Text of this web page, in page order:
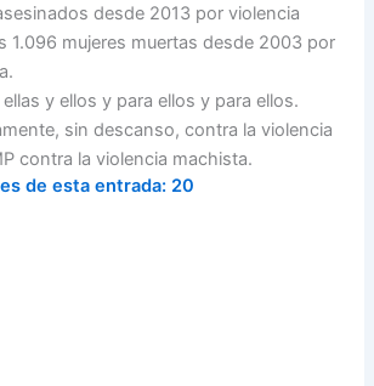
desde 2013 por violencia
1.096 mujeres muertas desde 2003 por
y ellos y para ellos y para ellos.
sin descanso, contra la violencia
contra la violencia machista.
de esta entrada: 20